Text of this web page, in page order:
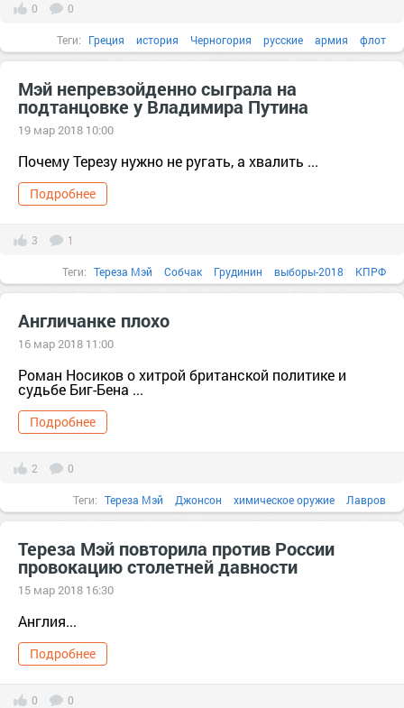
0 0
Теги: Греция история Черногория русские армия флот
Мэй непревзойденно сыграла на
подтанцовке у Владимира Путина
19 мар 2018 10:00
Почему Терезу нужно не ругать, а хвалить ...
Подробнее
3 1
Теги: Тереза Мэй Собчак Грудинин выборы-2018 КПРФ
Англичанке плохо
16 мар 2018 11:00
Роман Носиков о хитрой британской политике и
судьбе Биг-Бена ...
Подробнее
2 0
Теги: Тереза Мэй Джонсон химическое оружие Лавров
Тереза Мэй повторила против России
провокацию столетней давности
15 мар 2018 16:30
Англия...
Подробнее
0 0